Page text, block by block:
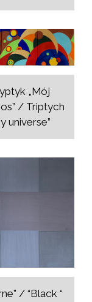
„Mój
/ Triptych
universe”
/ “Black “